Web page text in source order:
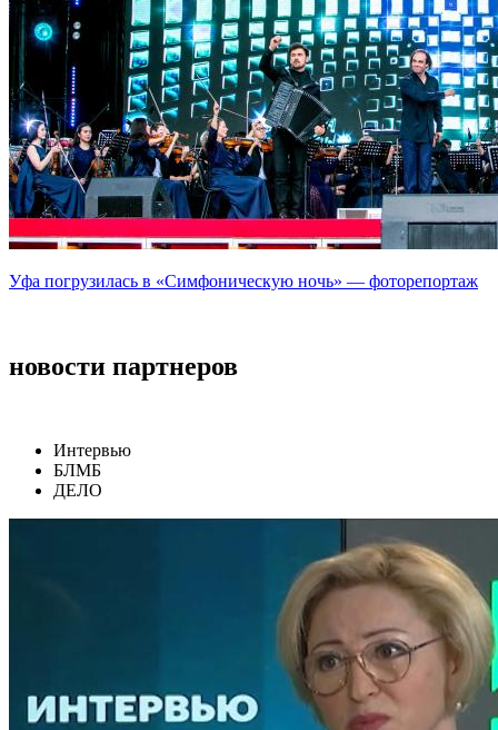
Уфа погрузилась в «Симфоническую ночь» — фоторепортаж
новости партнеров
Интервью
БЛМБ
ДЕЛО